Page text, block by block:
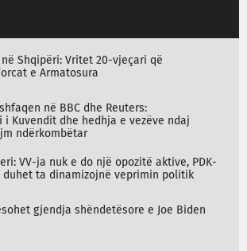
Shqipëri: Vritet 20-vjeçari që
e Armatosura
në BBC dhe Reuters:
i Kuvendit dhe hedhja e vezëve ndaj
ndërkombëtar
VV-ja nuk e do një opozitë aktive, PDK-
duhet ta dinamizojnë veprimin politik
gjendja shëndetësore e Joe Biden